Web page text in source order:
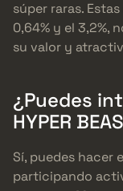
súper raras.
0,64% y el 3,2%,
su valor y
¿Puedes
HYPER
Sí, puedes hacer
participando